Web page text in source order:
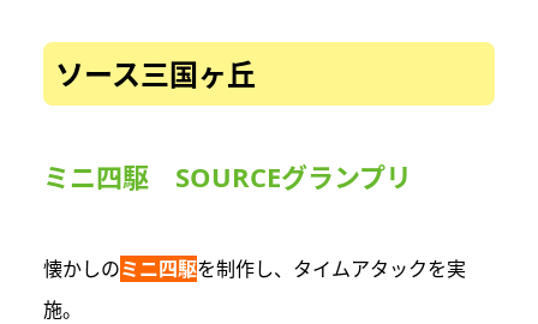
ソース三国ヶ丘
ミニ四駆 SOURCEグランプリ
懐かしのミニ四駆を制作し、タイムアタックを実
施。